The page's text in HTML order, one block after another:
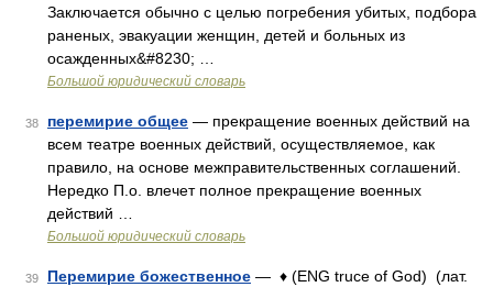
Заключается обычно с целью погребения убитых, подбора
раненых, эвакуации женщин, детей и больных из
осажденных&#8230; …
Большой юридический словарь
38 перемирие общее — прекращение военных действий на
всем театре военных действий, осуществляемое, как
правило, на основе межправительственных соглашений.
Нередко П.о. влечет полное прекращение военных
действий …
Большой юридический словарь
39 Перемирие божественное — ♦ (ENG truce of God) (лат.